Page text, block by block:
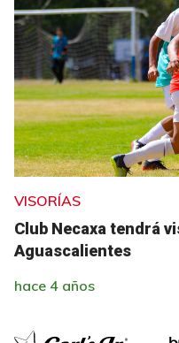
VISORÍAS
Club Necaxa tendrá
Aguascalientes
hace 4 años